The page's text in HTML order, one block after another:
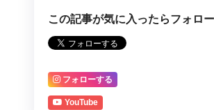
この記事が気に入ったらフォロ
フォローする
YouTube